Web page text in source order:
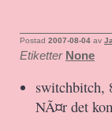
Postad 2007-08-04 av
Etiketter None
switchbitch,
NÃ¤r det